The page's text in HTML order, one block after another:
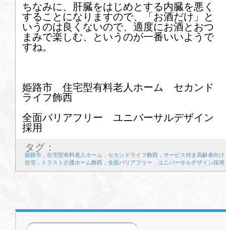
ちなみに、肝臓をはじめとする内臓を悪く
することになりますので、「お酒だけ」と
いうのは良くないので、適度にお酒とおつ
まみで楽しむ、というのが一番いいようで
すね。
姫路市 住宅型有料老人ホーム セカンド
ライフ飾西
全面バリアフリー ユニバーサルデザイン
採用
タグ：
姫路市，住宅型有料老人ホーム，セカンドライフ飾西，サービス付き高齢者向け
住宅，トラスト介護ホーム飾西，全面バリアフリー ユニバーサルデザイン採用